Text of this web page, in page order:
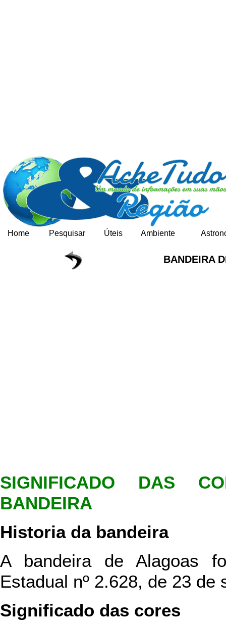
Home Pesquisar Úteis Ambiente
BANDEIRA
SIGNIFICADO DAS
BANDEIRA
Historia da bandeira
A bandeira de Alagoas
Estadual nº 2.628, de 23 de
Significado das cores